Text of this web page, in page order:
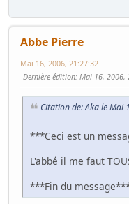
Abbe Pierre
Mai 16, 2006, 21:27:32
Dernière édition: Mai 16, 2006,
Citation de: Aka le Mai
***Ceci est un
L'abbé il me faut
***Fin du